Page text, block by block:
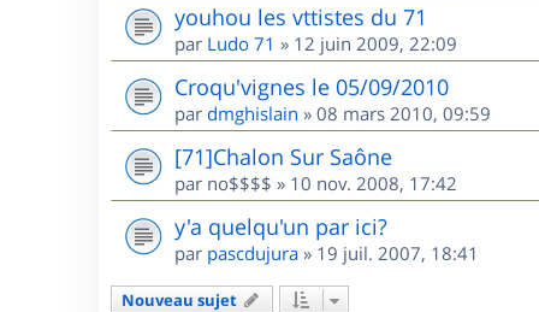
youhou les vttistes du 71
par Ludo 71 » 12 juin 2009, 22:09
Croqu'vignes le 05/09/2010
par dmghislain » 08 mars 2010, 09:59
[71]Chalon Sur Saône
par no$$$$ » 10 nov. 2008, 17:42
y'a quelqu'un par ici?
par pascdujura » 19 juil. 2007, 18:41
Nouveau sujet